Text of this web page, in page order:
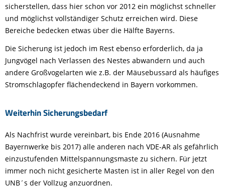
sicherstellen, dass hier schon vor 2012 ein möglichst schneller
und möglichst vollständiger Schutz erreichen wird. Diese
Bereiche bedecken etwas über die Hälfte Bayerns.
Die Sicherung ist jedoch im Rest ebenso erforderlich, da ja
Jungvögel nach Verlassen des Nestes abwandern und auch
andere Großvogelarten wie z.B. der Mäusebussard als häufiges
Stromschlagopfer flächendeckend in Bayern vorkommen.
Weiterhin Sicherungsbedarf
Als Nachfrist wurde vereinbart, bis Ende 2016 (Ausnahme
Bayernwerke bis 2017) alle anderen nach VDE-AR als gefährlich
einzustufenden Mittelspannungsmaste zu sichern. Für jetzt
immer noch nicht gesicherte Masten ist in aller Regel von den
UNB´s der Vollzug anzuordnen.